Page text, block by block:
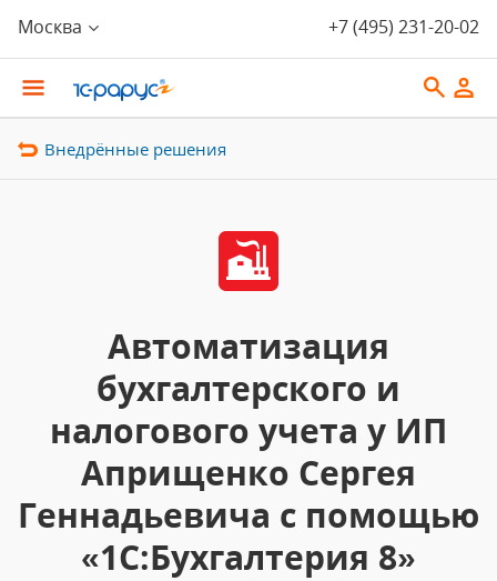
Москва +7 (495) 231-20-02
Внедрённые решения
Автоматизация
бухгалтерского и
налогового учета у ИП
Априщенко Сергея
Геннадьевича с помощью
«1С:Бухгалтерия 8»